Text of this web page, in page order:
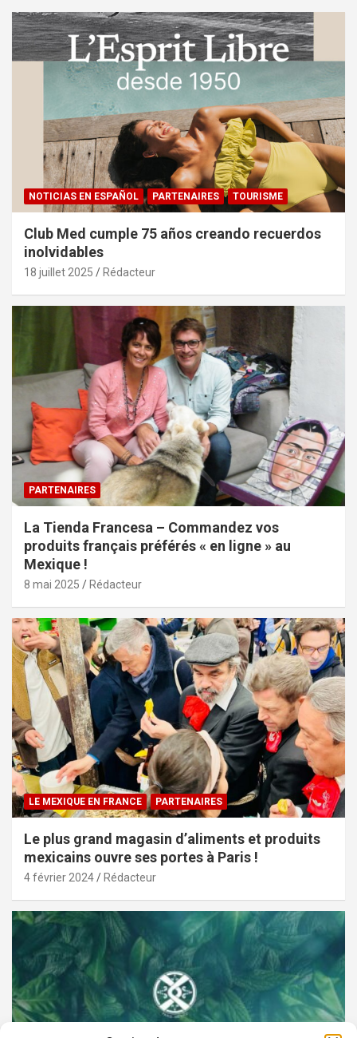
NOTICIAS EN ESPAÑOL PARTENAIRES TOURISME
Club Med cumple 75 años creando recuerdos
inolvidables
18 juillet 2025 Rédacteur
PARTENAIRES
La Tienda Francesa – Commandez vos
produits français préférés « en ligne » au
Mexique !
8 mai 2025 Rédacteur
LE MEXIQUE EN FRANCE PARTENAIRES
Le plus grand magasin d’aliments et produits
mexicains ouvre ses portes à Paris !
4 février 2024 Rédacteur